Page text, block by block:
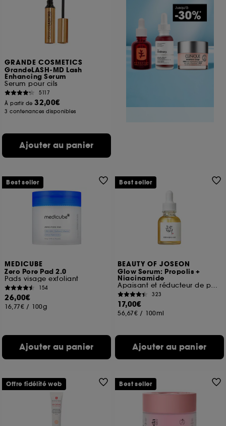
GRANDE COSMETICS
GrandeLASH-MD Lash
Enhancing Serum
Serum pour cils
5117
À partir de32,00€
3 contenances disponibles
Ajouter au panier
MEDICUBE
Zero Pore Pad 2.0
Pads visage exfoliant
154
26,00€
16,77€ / 100g
Ajouter au panier
Best seller
BEAUTY OF JOSEON
Glow Serum: Propolis +
Niacinamide
Apaisant et réducteur de pores
323
17,00€
56,67€ / 100ml
Ajouter au panier
Best seller
Offre fidélité web Best seller